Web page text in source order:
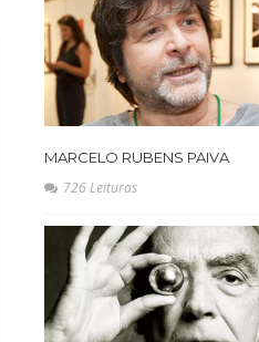
MARCELO RUBENS PAIVA
726 Leituras